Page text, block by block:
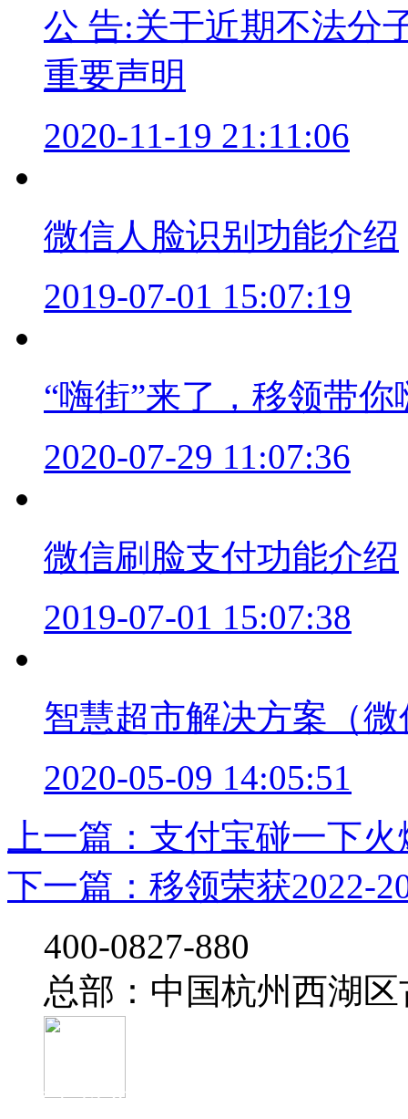
公 告:关于近期不法分
重要声明
2020-11-19 21:11:06
微信人脸识别功能介绍
2019-07-01 15:07:19
“嗨街”来了，移领带你
2020-07-29 11:07:36
微信刷脸支付功能介绍
2019-07-01 15:07:38
智慧超市解决方案（
2020-05-09 14:05:51
上一篇：支付宝碰一下
下一篇：移领荣获2022-
‭400-0827-880
总部：中国杭州西湖
官方抖音